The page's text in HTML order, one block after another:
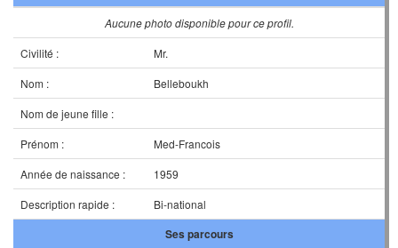
Aucune photo disponible pour ce profil.
Civilité :
Mr.
Nom :
Belleboukh
Nom de jeune fille :
Prénom :
Med-Francois
Année de naissance :
1959
Description rapide :
Bi-national
Ses parcours